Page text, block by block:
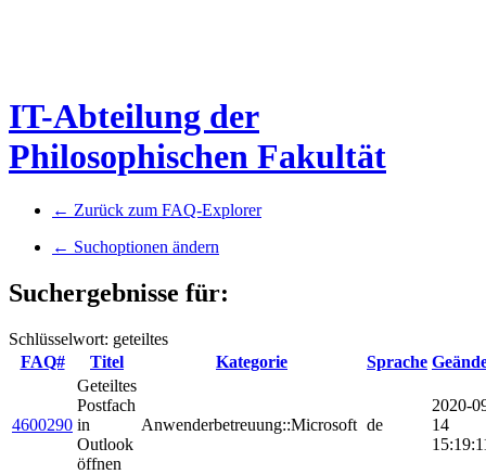
IT-Abteilung der
Philosophischen Fakultät
← Zurück zum FAQ-Explorer
← Suchoptionen ändern
Suchergebnisse für:
Schlüsselwort: geteiltes
FAQ#
Titel Kategorie Sprache
4600290
Geteiltes
Postfach
in
Outlook
öffnen
Anwenderbetreuung::Microsoft de
2020-
14